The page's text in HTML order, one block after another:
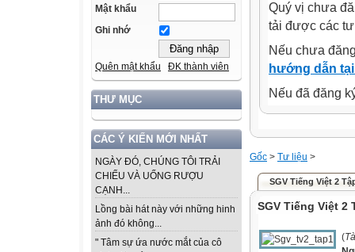
Mật khẩu
Ghi nhớ
Quên mật khẩu ĐK thành viên
THƯ MỤC
CÁC Ý KIẾN MỚI NHẤT
NGÀY ĐÓ, CHÚNG TÔI TRẢI
CHIẾU VÀ UỐNG RƯỢU
CẠNH...
Lồng bài hát này với những hinh
ảnh đó không...
" Tâm sự ứa nước mắt của cô
Quý vị chưa
tải được các
Nếu chưa
hướng dẫn
Nếu đã đăng
Gốc > Tư liệu >
SGV Tiếng Việt 2
SGV Tiếng Việt 2
(